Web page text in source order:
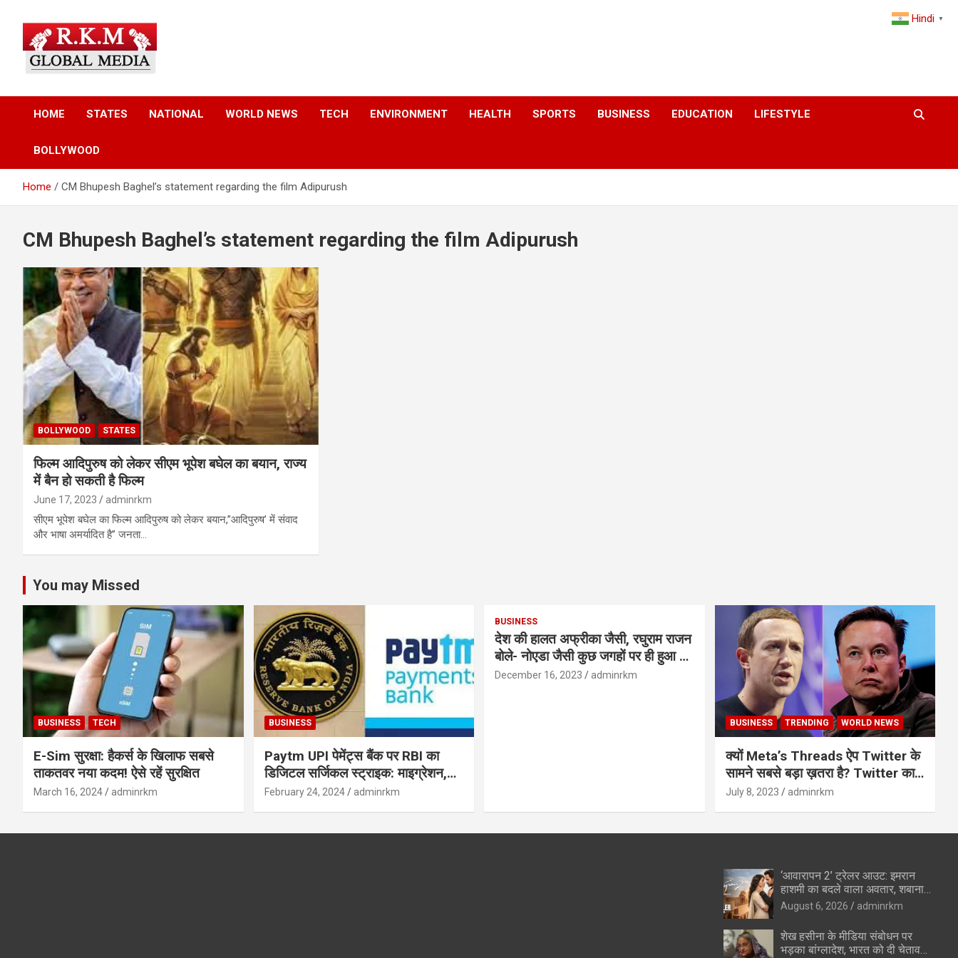
content
Latest Hindi News &
Global Media
and the World
HOME
STATES NATIONAL WORLD NEWS TECH ENVIRONMENT HEALTH SPORTS BUSINESS EDUCATION LIFESTYLE
BOLLYWOOD
Home CM Bhupesh Baghel’s statement regarding the film Adipurush
CM Bhupesh Baghel’s statement regarding the film Adipurush
BOLLYWOOD STATES
फिल्म आदिपुरुष को लेकर सीएम भूपेश बघेल का बयान, राज्य
में बैन हो सकती है फिल्म
June 17, 2023 adminrkm
सीएम भूपेश बघेल का फिल्म आदिपुरुष को लेकर बयान,”आदिपुरुष’ में संवाद
और भाषा अमर्यादित है” जनता…
You may Missed
BUSINESS TECH
E-Sim सुरक्षा: हैकर्स के खिलाफ सबसे
ताकतवर नया कदम! ऐसे रहें सुरक्षित
March 16, 2024 adminrkm
BUSINESS
Paytm UPI पेमेंट्स बैंक पर RBI का
डिजिटल सर्जिकल स्ट्राइक: माइग्रेशन,
सुरक्षा और उपयोगकर्ताओं के लिए सलाह!
February 24, 2024 adminrkm
BUSINESS
देश की हालत अफ्रीका जैसी, रघुराम राजन
बोले- नोएडा जैसी कुछ जगहों पर ही हुआ है
विकास : रघुराम राजन
December 16, 2023 adminrkm
BUSINESS TRENDING WORLD NEWS
क्यों Meta’s Threads ऐप Twitter के
सामने सबसे बड़ा ख़तरा है? Twitter का
अंत?
July 8, 2023 adminrkm
‘आवारापन 2’ ट्रेलर आउट: इमरान
हाशमी का बदले वाला अवतार, शबाना
आजमी के विलेन रोल ने उड़ाए होश
August 6, 2026 adminrkm
शेख हसीना के मीडिया संबोधन पर
भड़का बांग्लादेश, भारत को दी चेतावनी
Hindi ▼